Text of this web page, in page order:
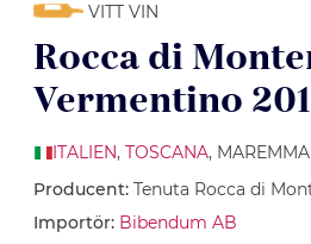
VITT VIN
Rocca di
Vermentino
ITALIEN, TOSCANA, MAREMMA
Producent: Tenuta Rocca di
Importör: Bibendum AB